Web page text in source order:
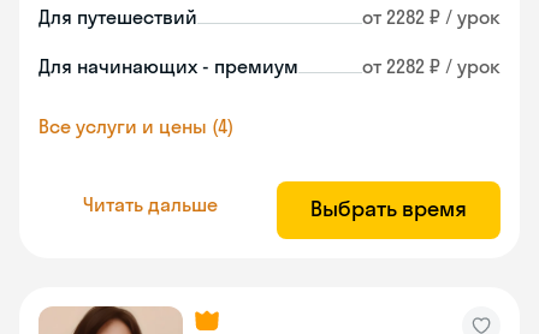
Для путешествий от 2282 ₽ / урок
Для начинающих - премиум от 2282 ₽ / урок
Все услуги и цены (4)
Читать дальше Выбрать время